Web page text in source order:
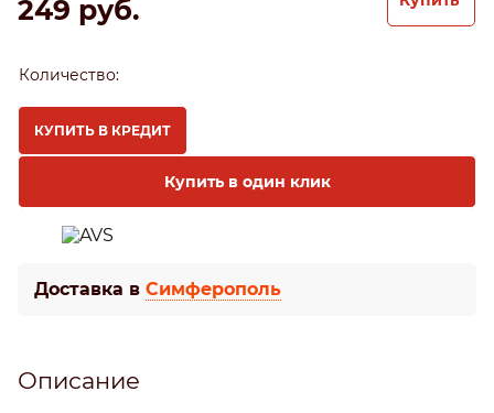
249 руб.
Количество:
КУПИТЬ В КРЕДИТ
Купить в один клик
Доставка в Симферополь
Описание